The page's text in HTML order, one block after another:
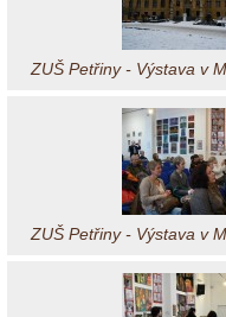
ZUŠ Petřiny - Výstava v
ZUŠ Petřiny - Výstava v